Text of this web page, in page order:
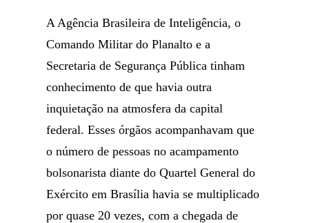
A Agência Brasileira de Inteligência, o
Comando Militar do Planalto e a
Secretaria de Segurança Pública tinham
conhecimento de que havia outra
inquietação na atmosfera da capital
federal. Esses órgãos acompanhavam que
o número de pessoas no acampamento
bolsonarista diante do Quartel General do
Exército em Brasília havia se multiplicado
por quase 20 vezes, com a chegada de